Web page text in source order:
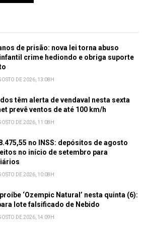
de prisão: nova lei torna abuso
crime hediondo e obriga suporte
DE 2026, 13:08H
têm alerta de vendaval nesta sexta
prevê ventos de até 100 km/h
DE 2026, 11:08H
no INSS: depósitos de agosto
no início de setembro para
DE 2026, 10:08H
‘Ozempic Natural’ nesta quinta (6):
lote falsificado de Nebido
DE 2026, 14:09H